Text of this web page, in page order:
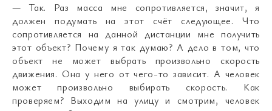
— Так. Раз масса мне сопротивляется, значит, я
должен подумать на этот счёт следующее. Что
сопротивляется на данной дистанции мне получить
этот объект? Почему я так думаю? А дело в том, что
объект не может выбрать произвольно скорость
движения. Она у него от чего-то зависит. А человек
может произвольно выбирать скорость. Как
проверяем? Выходим на улицу и смотрим, человек